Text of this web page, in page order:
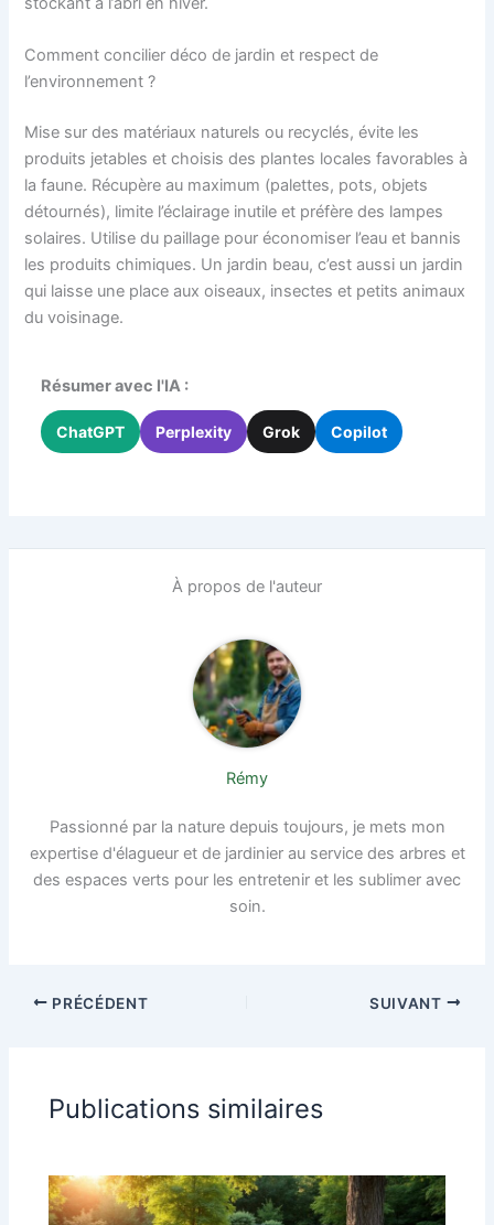
Comment concilier déco de jardin et respect de
l’environnement ?
Mise sur des matériaux naturels ou recyclés, évite les
produits jetables et choisis des plantes locales favorables à
la faune. Récupère au maximum (palettes, pots, objets
détournés), limite l’éclairage inutile et préfère des lampes
solaires. Utilise du paillage pour économiser l’eau et bannis
les produits chimiques. Un jardin beau, c’est aussi un jardin
qui laisse une place aux oiseaux, insectes et petits animaux
du voisinage.
Résumer avec l'IA :
ChatGPT Perplexity Grok Copilot
À propos de l'auteur
Rémy
Passionné par la nature depuis toujours, je mets mon
expertise d'élagueur et de jardinier au service des arbres et
des espaces verts pour les entretenir et les sublimer avec
soin.
PRÉCÉDENT SUIVANT
Publications similaires